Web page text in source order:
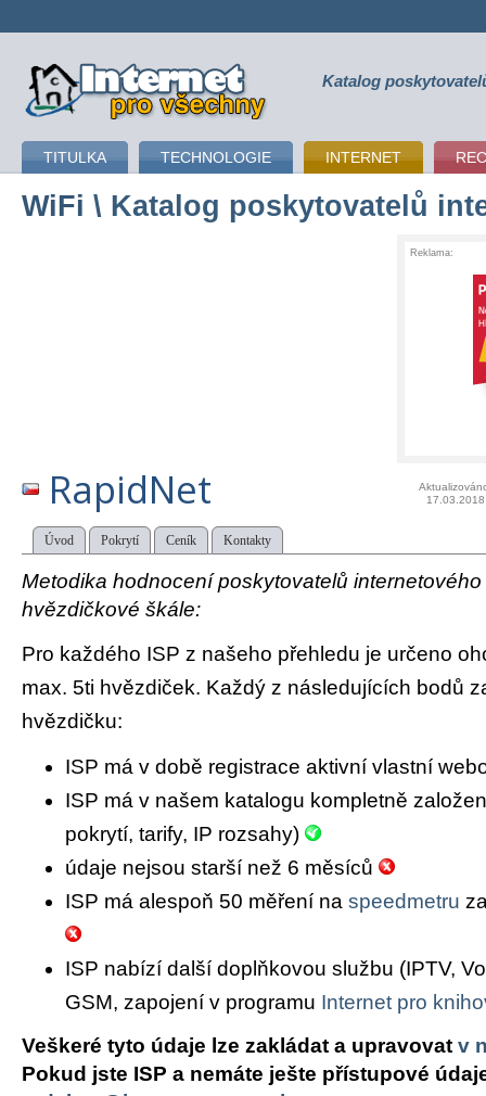
připojení k internetu Katalog
TITULKA TECHNOLOGIE INTERNET
WiFi \ Katalog poskytovatelů
Reklama:
RapidNet
17.03.2018
Úvod Pokrytí Ceník Kontakty
Metodika hodnocení poskytovatelů
hvězdičkové škále:
Pro každého ISP z našeho přehledu je určeno
max. 5ti hvězdiček. Každý z následujících bodů
hvězdičku:
ISP má v době registrace aktivní vlastní
ISP má v našem katalogu kompletně
pokrytí, tarify, IP rozsahy)
údaje nejsou starší než 6 měsíců
ISP má alespoň 50 měření na speedmetru
ISP nabízí další doplňkovou službu (IPTV,
GSM, zapojení v programu Internet pro
Veškeré tyto údaje lze zakládat a upravovat v
Pokud jste ISP a nemáte ješte přístupové